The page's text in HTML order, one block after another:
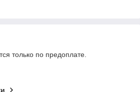
только по предоплате.